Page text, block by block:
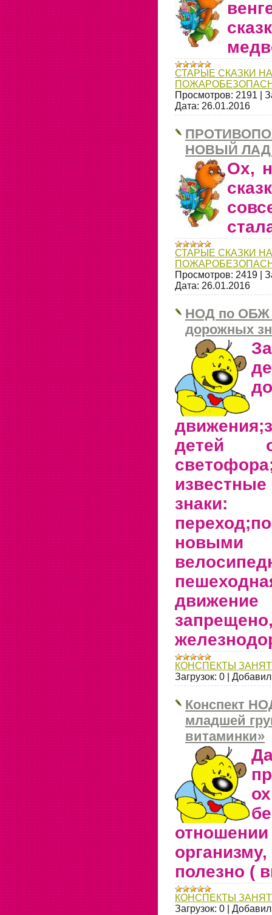
СТАРЫЕ СКАЗКИ
Просмотров: 2191
Дата: 26.01.2016
НОВЫЙ ЛАД
Ох,
СТАРЫЕ СКАЗКИ
Просмотров: 2419
Дата: 26.01.2016
НОД по ОБЖ
дорожных
детей
знаки:
КОНСПЕКТЫ
Загрузок: 0
Конспект
младшей
витаминки»
полезно (
КОНСПЕКТЫ
Загрузок: 0